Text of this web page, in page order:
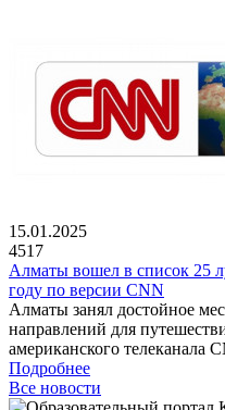
15.01.2025
4517
Алматы вошел в список 25
году по версии CNN
Алматы занял достойное
направлений для
американского телеканала
Подробнее
Все новости